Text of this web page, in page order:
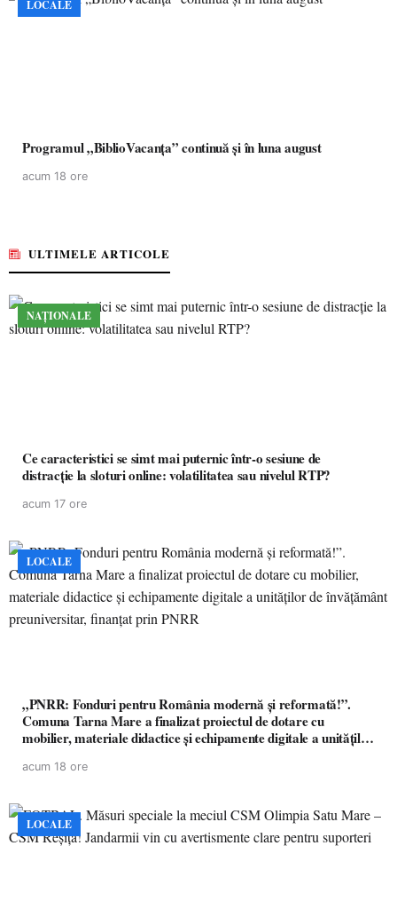
LOCALE
Programul „BiblioVacanța” continuă și în luna august
acum 18 ore
ULTIMELE ARTICOLE
NAȚIONALE
Ce caracteristici se simt mai puternic într-o sesiune de
distracție la sloturi online: volatilitatea sau nivelul RTP?
acum 17 ore
LOCALE
„PNRR: Fonduri pentru România modernă și reformată!”.
Comuna Tarna Mare a finalizat proiectul de dotare cu
mobilier, materiale didactice și echipamente digitale a unităților
acum 18 ore
LOCALE